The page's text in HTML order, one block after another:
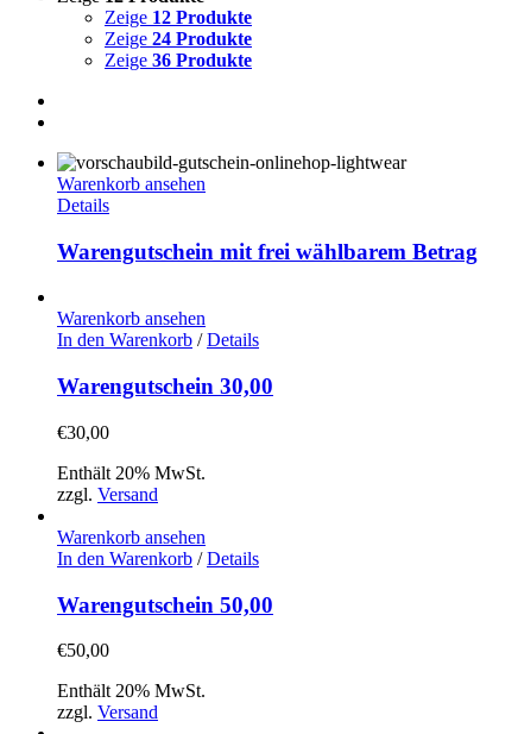
Zeige 12 Produkte
Zeige 24 Produkte
Zeige 36 Produkte
Warenkorb ansehen
Details
Warengutschein mit frei wählbarem Betrag
Warenkorb ansehen
In den Warenkorb / Details
Warengutschein 30,00
€30,00
Enthält 20% MwSt.
zzgl. Versand
Warenkorb ansehen
In den Warenkorb / Details
Warengutschein 50,00
€50,00
Enthält 20% MwSt.
zzgl. Versand